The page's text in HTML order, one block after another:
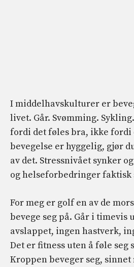
I middelhavskulturer er
livet. Går. Svømming.
fordi det føles bra, ikke fordi
bevegelse er hyggelig, gjør
av det. Stressnivået synker
og helseforbedringer faktisk
For meg er golf en av de
bevege seg på. Går i timevis
avslappet, ingen hastverk,
Det er fitness uten å føle seg
Kroppen beveger seg,